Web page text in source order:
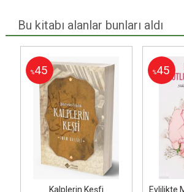
Bu kitabı alanlar bunları aldı
%45
Kalplerin Keşfi
%45
Evlilikte